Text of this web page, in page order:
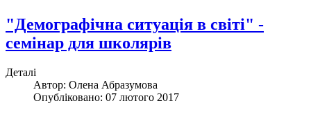
"Демографічна ситуація в світі" -
семінар для школярів
Деталі
Автор: Олена Абразумова
Опубліковано: 07 лютого 2017